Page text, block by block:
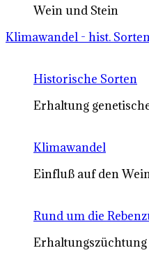
Wein und Stein
Klimawandel - hist.
Historische Sorten
Erhaltung
Klimawandel
Einfluß auf den
Rund um die